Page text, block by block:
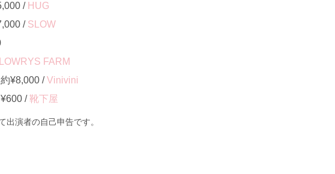
/ HUG
/ SLOW
FARM
¥8,000 /Vinivini
/靴下屋
演者の自己申告です。